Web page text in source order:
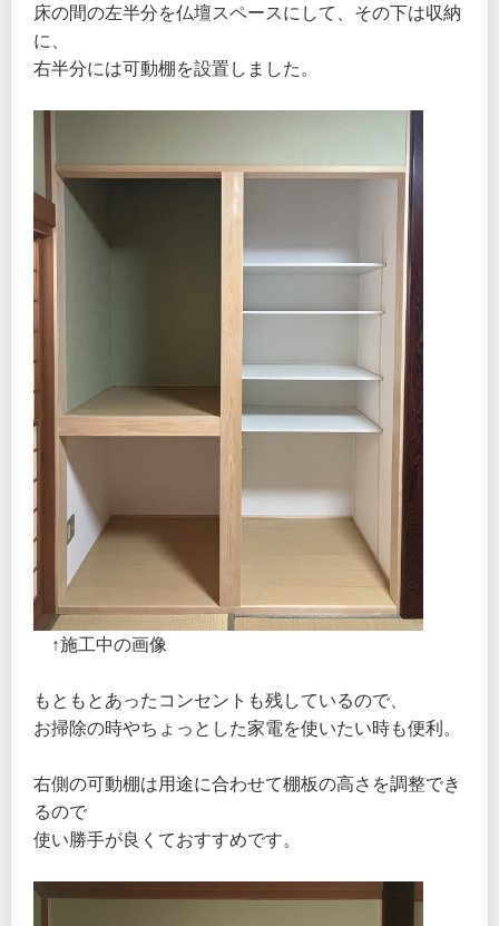
床の間の左半分を仏壇スペースにして、その下は収納
に、
右半分には可動棚を設置しました。
↑施工中の画像
もともとあったコンセントも残しているので、
お掃除の時やちょっとした家電を使いたい時も便利。
右側の可動棚は用途に合わせて棚板の高さを調整でき
るので
使い勝手が良くておすすめです。